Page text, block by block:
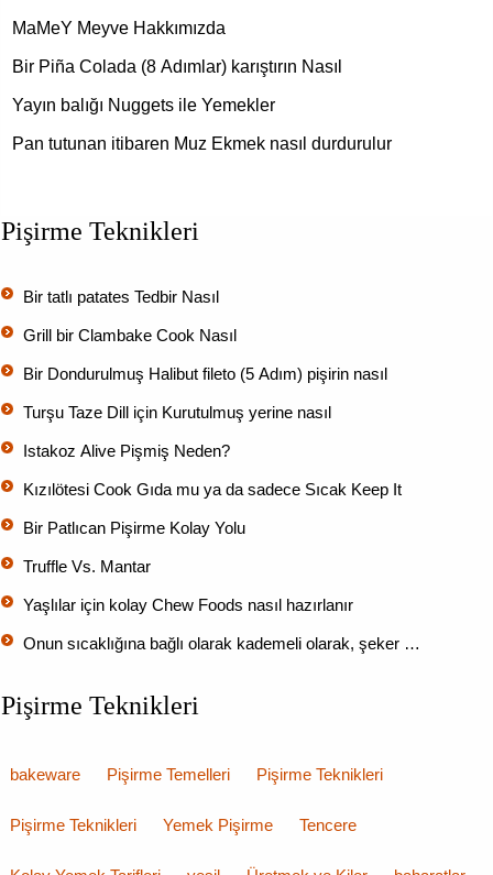
MaMeY Meyve Hakkımızda
Bir Piña Colada (8 Adımlar) karıştırın Nasıl
Yayın balığı Nuggets ile Yemekler
Pan tutunan itibaren Muz Ekmek nasıl durdurulur
Pişirme Teknikleri
Bir tatlı patates Tedbir Nasıl
Grill bir Clambake Cook Nasıl
Bir Dondurulmuş Halibut fileto (5 Adım) pişirin nasıl
Turşu Taze Dill için Kurutulmuş yerine nasıl
Istakoz Alive Pişmiş Neden?
Kızılötesi Cook Gıda mu ya da sadece Sıcak Keep It
Bir Patlıcan Pişirme Kolay Yolu
Truffle Vs. Mantar
Yaşlılar için kolay Chew Foods nasıl hazırlanır
Onun sıcaklığına bağlı olarak kademeli olarak, şeker …
Pişirme Teknikleri
bakeware Pişirme Temelleri Pişirme Teknikleri
Pişirme Teknikleri Yemek Pişirme Tencere